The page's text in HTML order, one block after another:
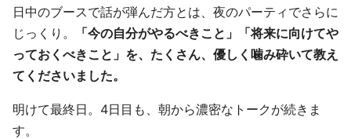
日中のブースで話が弾んだ方とは、夜のパーティでさらに
じっくり。
「今の自分がやるべきこと」「将来に向けてや
っておくべきこと」を、たくさん、優しく噛み砕いて教え
てくださいました。
明けて最終日。4日目も、朝から濃密なトークが続きま
す。